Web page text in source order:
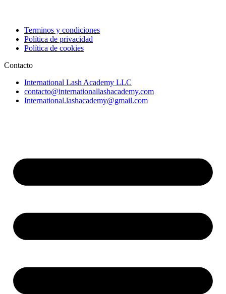
Terminos y condiciones
Política de privacidad
Política de cookies
Contacto
International Lash Academy LLC
contacto@internationallashacademy.com
International.lashacademy@gmail.com